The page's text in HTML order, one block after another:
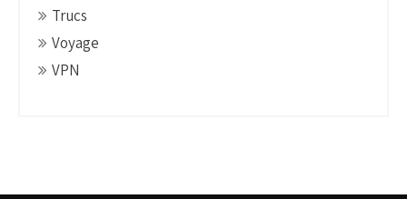
Trucs
Voyage
VPN